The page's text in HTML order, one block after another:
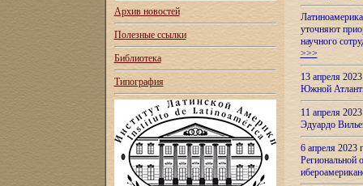
Архив новостей
Полезные ссылки
Библиотека
Типография
уточняют
научного
>>>
13 апреля
Южной
11 апреля
Эдуардо
6 апреля
Региональной